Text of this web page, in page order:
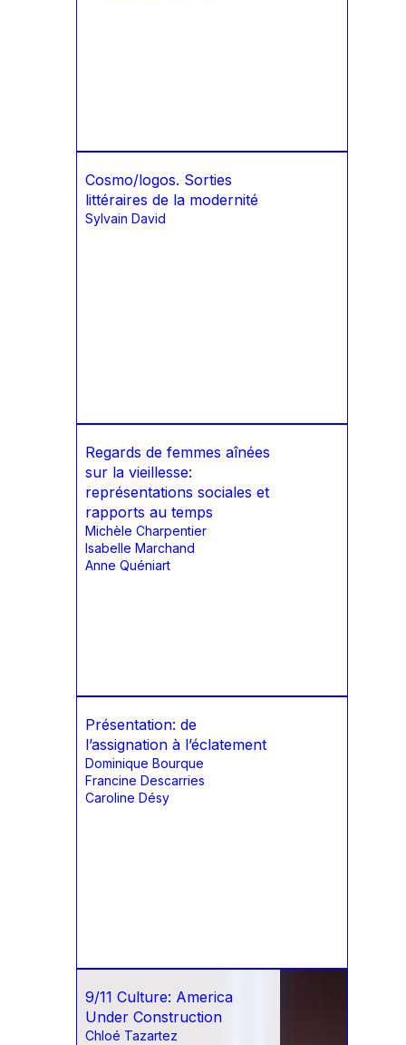
Cosmo/logos. Sorties
littéraires de la modernité
Sylvain David
Regards de femmes aînées
sur la vieillesse:
représentations sociales et
rapports au temps
Michèle Charpentier
Isabelle Marchand
Anne Quéniart
Présentation: de
l’assignation à l’éclatement
Dominique Bourque
Francine Descarries
Caroline Désy
9/11 Culture: America
Under Construction
Chloé Tazartez